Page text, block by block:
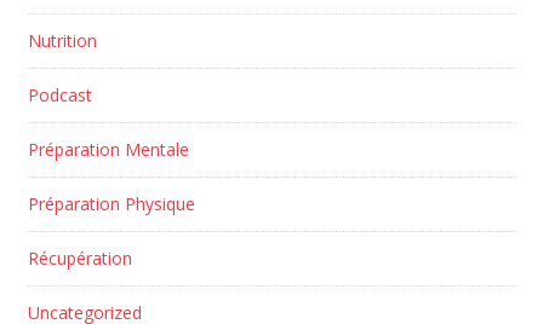
Nutrition
Podcast
Préparation Mentale
Préparation Physique
Récupération
Uncategorized